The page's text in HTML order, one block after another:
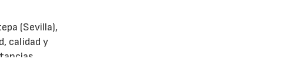
(Sevilla),
calidad y